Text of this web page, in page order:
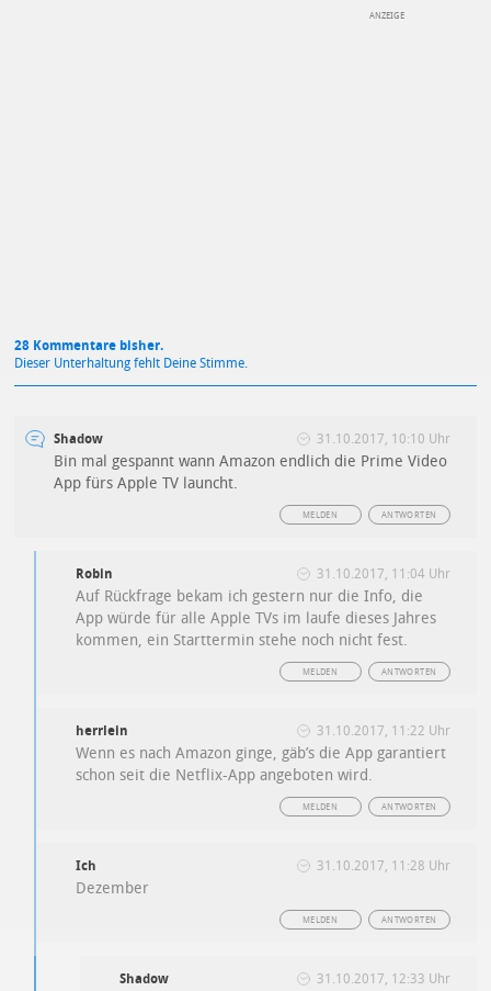
28 Kommentare bisher.
Dieser Unterhaltung fehlt Deine Stimme.
Shadow 31.10.2017, 10:10 Uhr
Bin mal gespannt wann Amazon endlich die Prime Video
App fürs Apple TV launcht.
ANTWORTEN
MELDEN
Robin 31.10.2017, 11:04 Uhr
Auf Rückfrage bekam ich gestern nur die Info, die
App würde für alle Apple TVs im laufe dieses Jahres
kommen, ein Starttermin stehe noch nicht fest.
ANTWORTEN
MELDEN
herrlein 31.10.2017, 11:22 Uhr
Wenn es nach Amazon ginge, gäb’s die App garantiert
schon seit die Netflix-App angeboten wird.
ANTWORTEN
MELDEN
Ich 31.10.2017, 11:28 Uhr
Dezember
ANTWORTEN
MELDEN
Shadow 31.10.2017, 12:33 Uhr